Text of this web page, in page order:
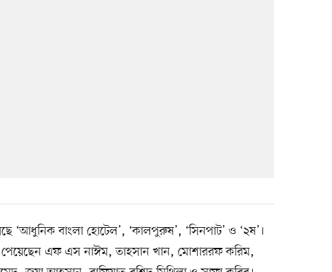
‘আধুনিক বাংলা হোটেল’, ‘কালপুরুষ’, ‘সিনপাট’ ও ‘২ষ’।
এফ এস নাঈম, তাহসান খান, মোশাররফ করিম,